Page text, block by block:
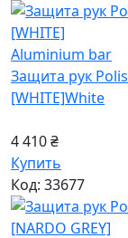
Aluminium bar
Защита рук
[WHITE]White
4 410 ₴
Купить
Код: 33677